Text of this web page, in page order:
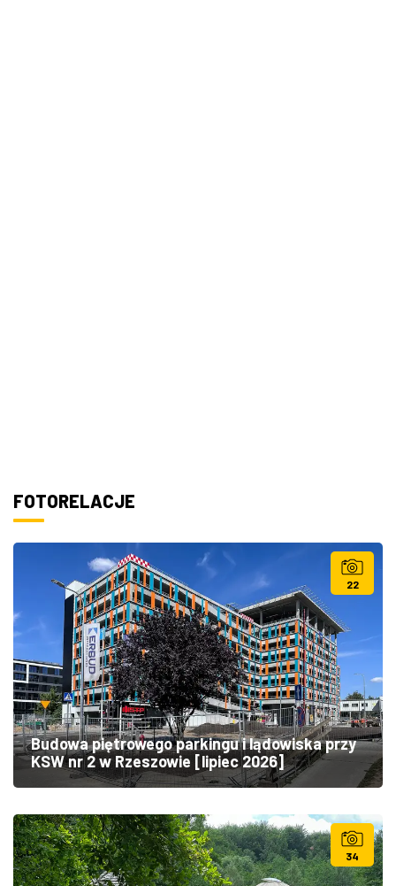
FOTORELACJE
22
Budowa piętrowego parkingu i lądowiska przy
KSW nr 2 w Rzeszowie [lipiec 2026]
34